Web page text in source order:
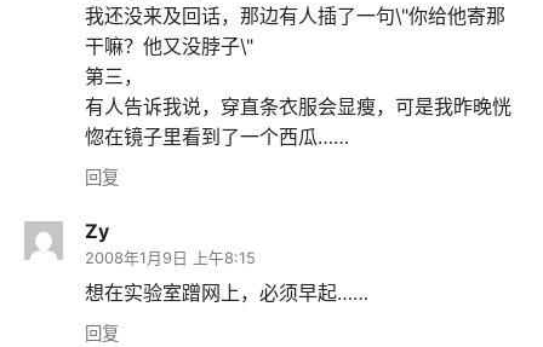
我还没来及回话，那边有人插了一句\"你给他寄那
干嘛？他又没脖子\"
第三，
有人告诉我说，穿直条衣服会显瘦，可是我昨晚恍
惚在镜子里看到了一个西瓜……
回复
Zy
2008年1月9日 上午8:15
想在实验室蹭网上，必须早起……
回复